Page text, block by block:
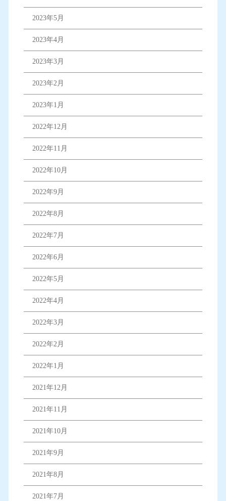
2023年5月
2023年4月
2023年3月
2023年2月
2023年1月
2022年12月
2022年11月
2022年10月
2022年9月
2022年8月
2022年7月
2022年6月
2022年5月
2022年4月
2022年3月
2022年2月
2022年1月
2021年12月
2021年11月
2021年10月
2021年9月
2021年8月
2021年7月